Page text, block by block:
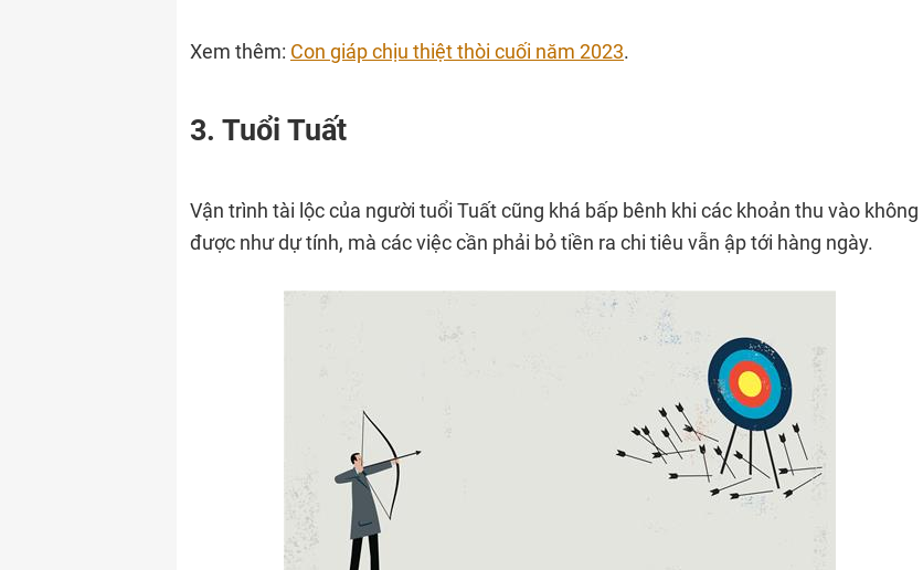
Xem thêm: Con giáp chịu thiệt thòi cuối năm 2023.
3. Tuổi Tuất
Vận trình tài lộc của người tuổi Tuất cũng khá bấp bênh khi các khoản thu vào không
được như dự tính, mà các việc cần phải bỏ tiền ra chi tiêu vẫn ập tới hàng ngày.